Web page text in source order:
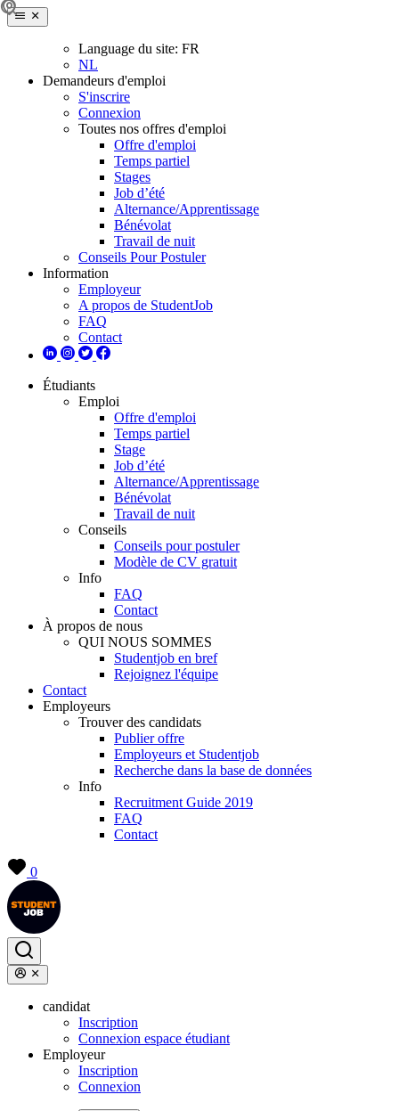
Language du site: FR
NL
Demandeurs d'emploi
S'inscrire
Connexion
Toutes nos offres d'emploi
Offre d'emploi
Temps partiel
Stages
Job d’été
Alternance/Apprentissage
Bénévolat
Travail de nuit
Conseils Pour Postuler
Information
Employeur
A propos de StudentJob
FAQ
Contact
Étudiants
Emploi
Offre d'emploi
Temps partiel
Stage
Job d’été
Alternance/Apprentissage
Bénévolat
Travail de nuit
Conseils
Conseils pour postuler
Modèle de CV gratuit
Info
FAQ
Contact
À propos de nous
QUI NOUS SOMMES
Studentjob en bref
Rejoignez l'équipe
Contact
Employeurs
Trouver des candidats
Publier offre
Employeurs et Studentjob
Recherche dans la base de données
Info
Recruitment Guide 2019
FAQ
Contact
0
candidat
Inscription
Connexion espace étudiant
Employeur
Inscription
Connexion